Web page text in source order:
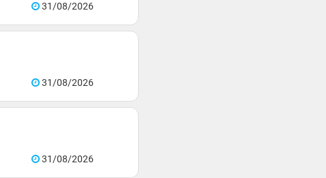
31/08/2026
31/08/2026
31/08/2026